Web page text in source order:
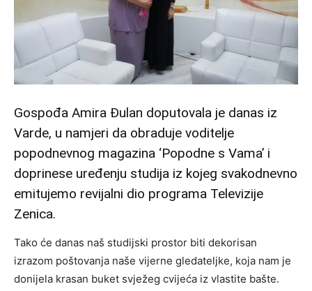
Gospođa Amira Đulan doputovala je danas iz
Varde, u namjeri da obraduje voditelje
popodnevnog magazina ‘Popodne s Vama’ i
doprinese uređenju studija iz kojeg svakodnevno
emitujemo revijalni dio programa Televizije
Zenica.
Tako će danas naš studijski prostor biti dekorisan
izrazom poštovanja naše vijerne gledateljke, koja nam je
donijela krasan buket svježeg cvijeća iz vlastite bašte.